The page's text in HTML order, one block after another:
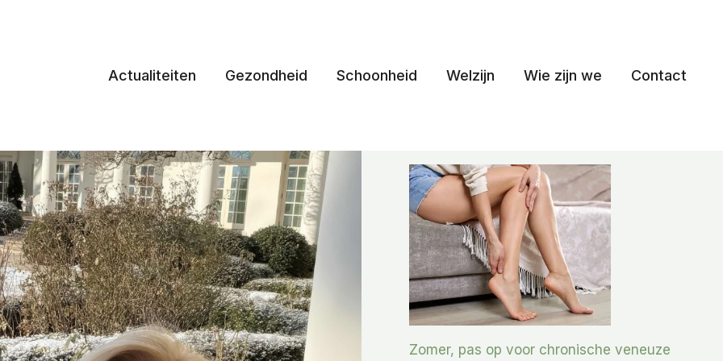
Actualiteiten Gezondheid Schoonheid Welzijn Wie zijn we Contact
Zomer, pas op voor chronische veneuze